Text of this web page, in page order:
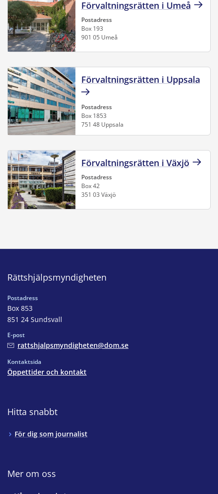
Förvaltningsrätten i Umeå
Postadress
Box 193
901 05 Umeå
Förvaltningsrätten i Uppsala
Postadress
Box 1853
751 48 Uppsala
Förvaltningsrätten i Växjö
Postadress
Box 42
351 03 Växjö
Rättshjälpsmyndigheten
Postadress
Box 853
851 24 Sundsvall
E-post
rattshjalpsmyndigheten@dom.se
Kontaktsida
Öppettider och kontakt
Hitta snabbt
För dig som journalist
Mer om oss